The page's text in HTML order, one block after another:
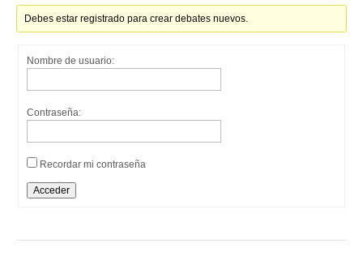
Debes estar registrado para crear debates nuevos.
Nombre de usuario:
Contraseña:
Recordar mi contraseña
Acceder